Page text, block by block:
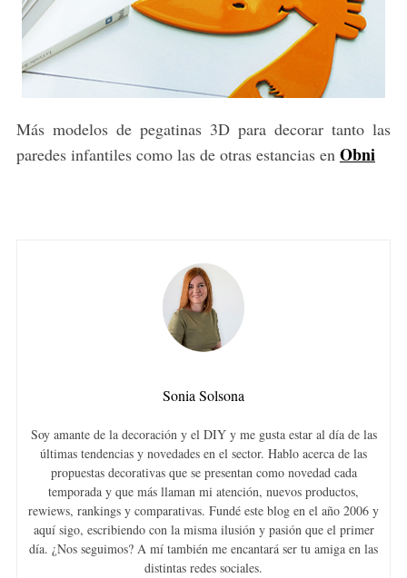
Más modelos de pegatinas 3D para decorar tanto las
paredes infantiles como las de otras estancias en Obni
Sonia Solsona
Soy amante de la decoración y el DIY y me gusta estar al día de las
últimas tendencias y novedades en el sector. Hablo acerca de las
propuestas decorativas que se presentan como novedad cada
temporada y que más llaman mi atención, nuevos productos,
rewiews, rankings y comparativas. Fundé este blog en el año 2006 y
aquí sigo, escribiendo con la misma ilusión y pasión que el primer
día. ¿Nos seguimos? A mí también me encantará ser tu amiga en las
distintas redes sociales.